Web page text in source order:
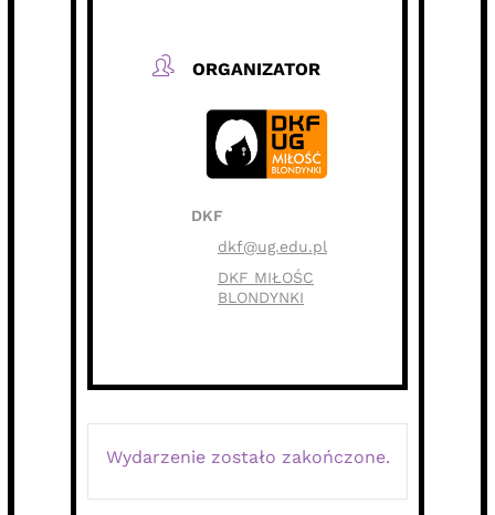
ORGANIZATOR
DKF
dkf@ug.edu.pl
DKF MIŁOŚC
BLONDYNKI
Wydarzenie zostało zakończone.